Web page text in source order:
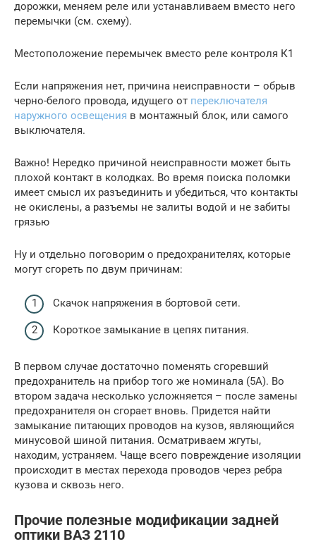
дорожки, меняем реле или устанавливаем вместо него
перемычки (см. схему).
Местоположение перемычек вместо реле контроля К1
Если напряжения нет, причина неисправности – обрыв
черно-белого провода, идущего от переключателя
наружного освещения в монтажный блок, или самого
выключателя.
Важно! Нередко причиной неисправности может быть
плохой контакт в колодках. Во время поиска поломки
имеет смысл их разъединить и убедиться, что контакты
не окислены, а разъемы не залиты водой и не забиты
грязью
Ну и отдельно поговорим о предохранителях, которые
могут сгореть по двум причинам:
Скачок напряжения в бортовой сети.
Короткое замыкание в цепях питания.
В первом случае достаточно поменять сгоревший
предохранитель на прибор того же номинала (5А). Во
втором задача несколько усложняется – после замены
предохранителя он сгорает вновь. Придется найти
замыкание питающих проводов на кузов, являющийся
минусовой шиной питания. Осматриваем жгуты,
находим, устраняем. Чаще всего повреждение изоляции
происходит в местах перехода проводов через ребра
кузова и сквозь него.
Прочие полезные модификации задней
оптики ВАЗ 2110